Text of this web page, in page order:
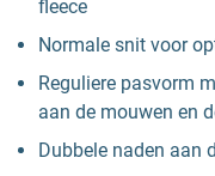
fleece
Normale snit voor
Reguliere pasvorm
aan de mouwen en
Dubbele naden aan